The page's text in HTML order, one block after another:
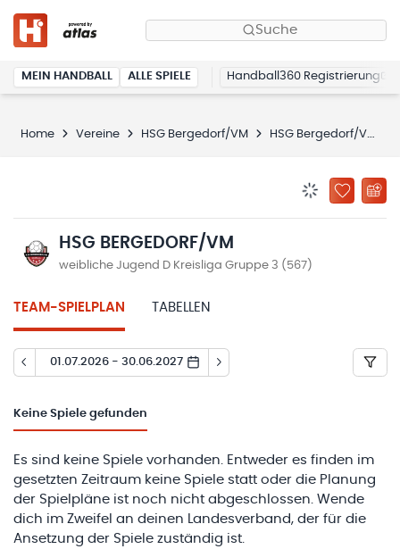
Suche
MEIN HANDBALL ALLE SPIELE Handball360 Registrierung
Home Vereine HSG Bergedorf/VM HSG Bergedorf/VM
ZU
HSG BERGEDORF/VM
weibliche Jugend D Kreisliga Gruppe 3 (567)
TEAM-SPIELPLAN TABELLEN
01.07.2026 - 30.06.2027
Keine Spiele gefunden
Es sind keine Spiele vorhanden. Entweder es finden im
gesetzten Zeitraum keine Spiele statt oder die Planung
der Spielpläne ist noch nicht abgeschlossen. Wende
dich im Zweifel an deinen Landesverband, der für die
Ansetzung der Spiele zuständig ist.